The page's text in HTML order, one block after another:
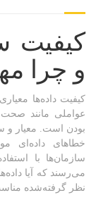
کیفیت
و چرا
کیفیت داده‌ها
عواملی مانند
بودن است. معیار و
خطاهای داده‌ای
سازمان‌ها با
می‌رسند که آیا
نظر گرفته‌شده